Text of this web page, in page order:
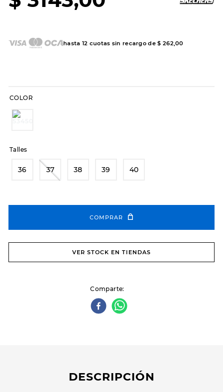
hasta 12 cuotas sin recargo de$ 262 ,00
COLOR
Talles
36 37 38 39 40
COMPRAR
VER STOCK EN TIENDAS
Comparte
DESCRIPCIÓN